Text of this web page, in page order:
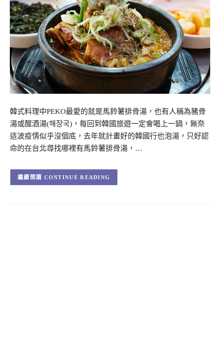
韓式料理中PEKO最愛的就是馬鈴薯排骨湯，也有人稱為豬骨
湯或醒酒湯(해장국)，每回到韓國旅遊一定會喝上一鍋，無奈
這波疫情似乎沒個底，去年就計畫好的韓國行也泡湯，只好認
命的在台北尋找哪裡有馬鈴薯排骨湯，…
CONTINUE READING